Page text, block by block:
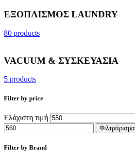
ΕΞΟΠΛΙΣΜΟΣ LAUNDRY
80 products
VACUUM & ΣΥΣΚΕΥΑΣΙΑ
5 products
Filter by price
Ελάχιστη τιμή
Φιλτράρισμα
Filter by Brand